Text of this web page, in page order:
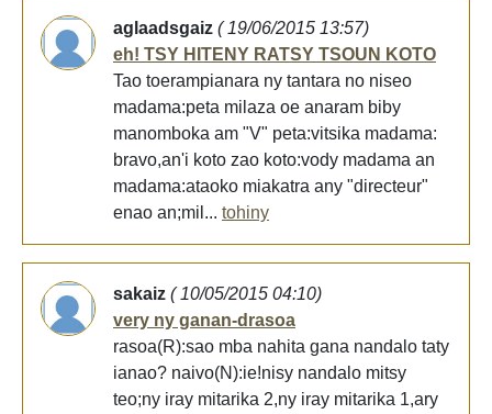
aglaadsgaiz ( 19/06/2015 13:57)
eh! TSY HITENY RATSY TSOUN KOTO
Tao toerampianara ny tantara no niseo
madama:peta milaza oe anaram biby
manomboka am "V" peta:vitsika madama:
bravo,an'i koto zao koto:vody madama an
madama:ataoko miakatra any "directeur"
enao an;mil... tohiny
sakaiz ( 10/05/2015 04:10)
very ny ganan-drasoa
rasoa(R):sao mba nahita gana nandalo taty
ianao? naivo(N):ie!nisy nandalo mitsy
teo;ny iray mitarika 2,ny iray mitarika 1,ary